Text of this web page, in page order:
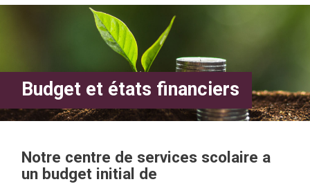
Budget et états financiers
Notre centre de services scolaire a
un budget initial de